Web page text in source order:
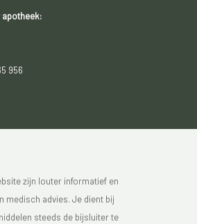
956
zijn louter informatief en
medisch advies. Je dient bij
steeds de bijsluiter te